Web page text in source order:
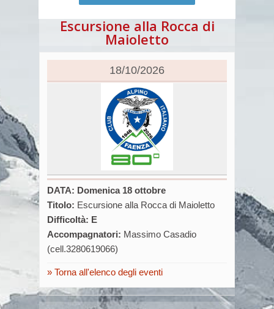
Escursione alla Rocca di
Maioletto
18/10/2026
DATA: Domenica 18 ottobre
Titolo: Escursione alla Rocca di Maioletto
Difficoltà: E
Accompagnatori: Massimo Casadio
(cell.3280619066)
Torna all'elenco degli eventi